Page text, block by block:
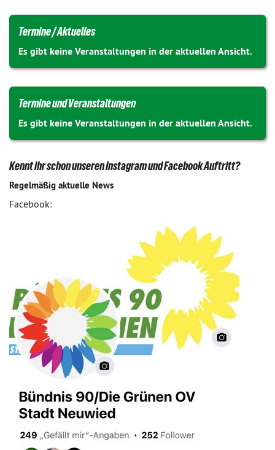
Termine / Aktuelles
Es gibt keine Veranstaltungen in der aktuellen Ansicht.
Termine und Veranstaltungen
Es gibt keine Veranstaltungen in der aktuellen Ansicht.
Kennt ihr schon unseren Instagram und Facebook Auftritt?
Regelmäßig aktuelle News
Facebook: